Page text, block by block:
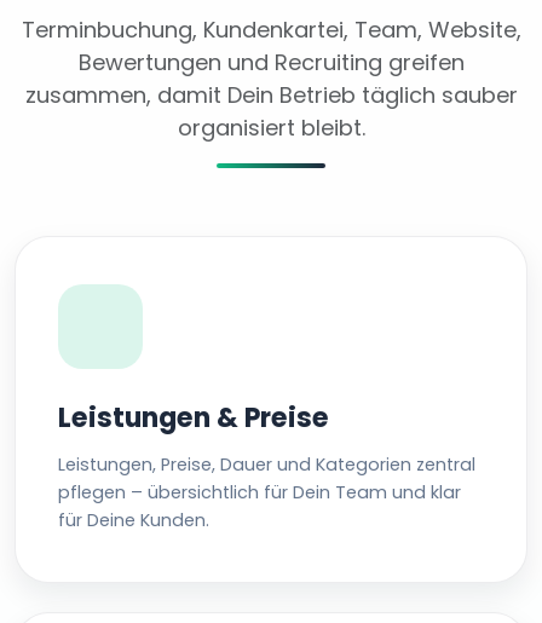
Terminbuchung, Kundenkartei, Team, Website,
Bewertungen und Recruiting greifen
zusammen, damit Dein Betrieb täglich sauber
organisiert bleibt.
Leistungen & Preise
Leistungen, Preise, Dauer und Kategorien zentral
pflegen – übersichtlich für Dein Team und klar
für Deine Kunden.